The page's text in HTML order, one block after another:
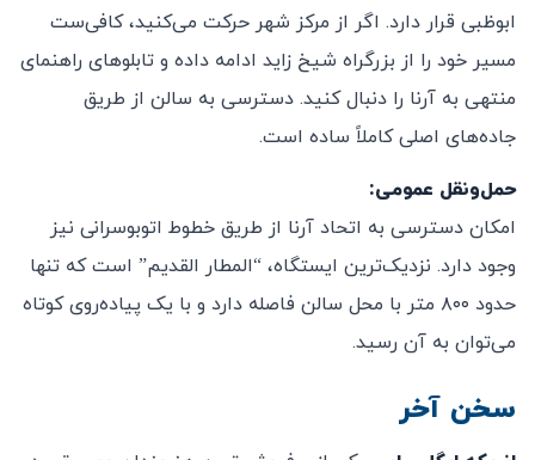
ابوظبی قرار دارد. اگر از مرکز شهر حرکت می‌کنید، کافی‌ست
مسیر خود را از بزرگراه شیخ زاید ادامه داده و تابلوهای راهنمای
منتهی به آرنا را دنبال کنید. دسترسی به سالن از طریق
جاده‌های اصلی کاملاً ساده است.
حمل‌ونقل عمومی:
امکان دسترسی به اتحاد آرنا از طریق خطوط اتوبوسرانی نیز
وجود دارد. نزدیک‌ترین ایستگاه، “المطار القدیم” است که تنها
حدود ۸۰۰ متر با محل سالن فاصله دارد و با یک پیاده‌روی کوتاه
می‌توان به آن رسید.
سخن آخر